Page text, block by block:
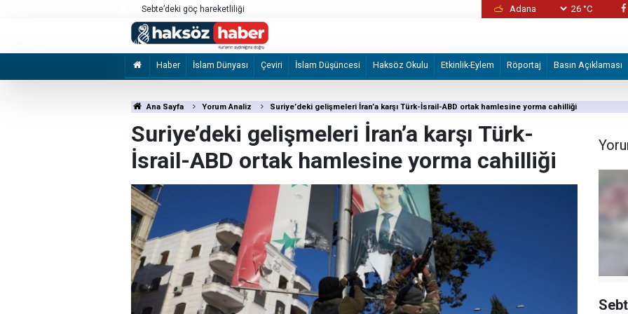
Sebte’deki göç hareketliliği
Alman STK'den Volkswagen fabrikasının
26 °C
Haber İslam Dünyası Çeviri İslam Düşüncesi Haksöz Okulu Etkinlik-Eylem Röportaj Basın Açıklaması
Ana Sayfa Yorum Analiz Suriye’deki gelişmeleri İran’a karşı Türk-İsrail-ABD ortak hamlesine yorma cahilliği
Suriye’deki gelişmeleri İran’a karşı Türk-
İsrail-ABD ortak hamlesine yorma cahilliği